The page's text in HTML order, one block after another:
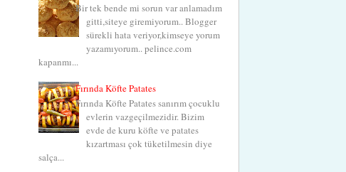
Bir tek bende mi sorun var anlamadım
gitti,siteye giremiyorum.. Blogger
sürekli hata veriyor,kimseye yorum
yazamıyorum.. pelince.com
kapanmı...
Fırında Köfte Patates
Fırında Köfte Patates sanırım çocuklu
evlerin vazgeçilmezidir. Bizim
evde de kuru köfte ve patates
kızartması çok tüketilmesin diye
salça...